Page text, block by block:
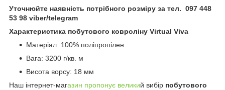
Уточнюйте наявність потрібного розміру за тел. 097 448
53 98 viber/telegram
Характеристика побутового ковроліну Virtual Viva
Матеріал: 100% поліпропілен
Вага: 3200 г/кв. м
Висота ворсу: 18 мм
Наш інтернет-магазин пропонує великий вибір побутового